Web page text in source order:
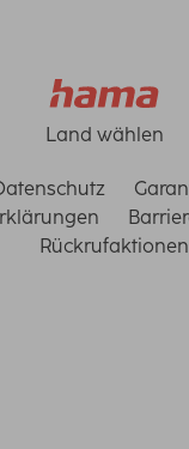
Land wählen
Rückrufaktionen